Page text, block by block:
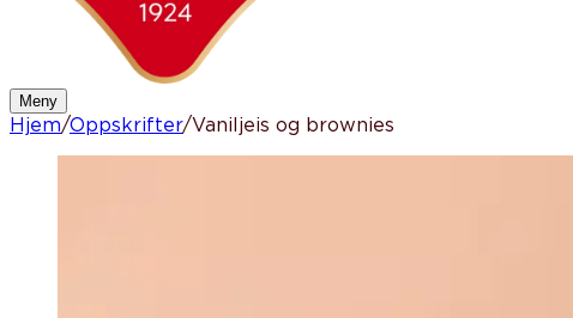
Meny
Hjem/Oppskrifter/Vaniljeis og brownies